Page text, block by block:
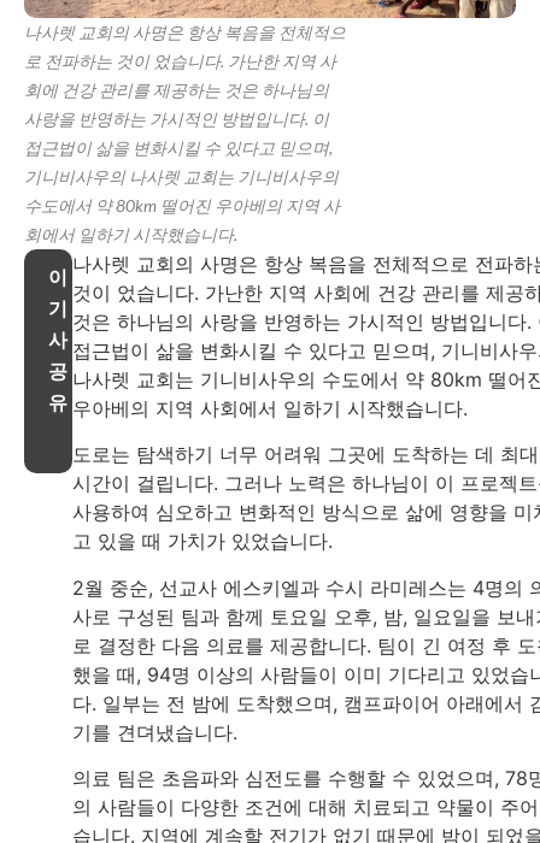
나사렛 교회의 사명은 항상 복음을 전체적으
로 전파하는 것이 었습니다. 가난한 지역 사
회에 건강 관리를 제공하는 것은 하나님의
사랑을 반영하는 가시적인 방법입니다. 이
접근법이 삶을 변화시킬 수 있다고 믿으며,
기니비사우의 나사렛 교회는 기니비사우의
수도에서 약 80km 떨어진 우아베의 지역 사
회에서 일하기 시작했습니다.
이
기
사
공
유
나사렛 교회의 사명은 항상 복음을 전체적으로 전파하
것이 었습니다. 가난한 지역 사회에 건강 관리를 제공
것은 하나님의 사랑을 반영하는 가시적인 방법입니다.
접근법이 삶을 변화시킬 수 있다고 믿으며, 기니비사
나사렛 교회는 기니비사우의 수도에서 약 80km 떨어
우아베의 지역 사회에서 일하기 시작했습니다.
도로는 탐색하기 너무 어려워 그곳에 도착하는 데 최
시간이 걸립니다. 그러나 노력은 하나님이 이 프로젝
사용하여 심오하고 변화적인 방식으로 삶에 영향을 미
고 있을 때 가치가 있었습니다.
2월 중순, 선교사 에스키엘과 수시 라미레스는 4명의
사로 구성된 팀과 함께 토요일 오후, 밤, 일요일을 보내
로 결정한 다음 의료를 제공합니다. 팀이 긴 여정 후
했을 때, 94명 이상의 사람들이 이미 기다리고 있었습
다. 일부는 전 밤에 도착했으며, 캠프파이어 아래에서
기를 견뎌냈습니다.
의료 팀은 초음파와 심전도를 수행할 수 있었으며, 78
의 사람들이 다양한 조건에 대해 치료되고 약물이 주
습니다. 지역에 계속할 전기가 없기 때문에 밤이 되었